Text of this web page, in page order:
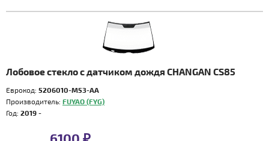
Лобовое стекло с датчиком дождя CHANGAN CS85
Еврокод: 5206010-M53-AA
Производитель: FUYAO (FYG)
Год: 2019 -